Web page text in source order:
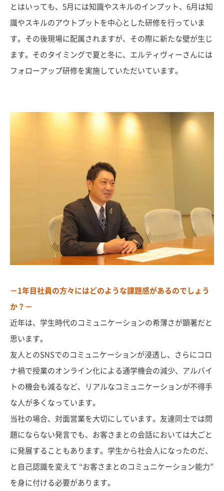
とはいっても、5月には知識やスキルのインプット、6月は知
識やスキルのアウトプットを中心とした研修を行っていま
す。その後現場に配属されますが、その際に新たな壁が生じ
ます。そのタイミングで夏と冬に、エルティヴィーさんには
フォローアップ研修を実施していただいています。
－1年目社員の方々にはどのような課題感があるのでしょう
か？－
近年は、学生時代のコミュニケーションの希薄さが顕著だと
思います。
友人とのSNSでのコミュニケーションが浸透し、さらにコロ
ナ禍で授業のオンライン化による通学機会の減少、アルバイ
トの機会も減るなど、リアルなコミュニケーションが不得手
な人が多くなっています。
当社の場合、対面営業を大切にしています。友達同士では問
題にならない発言でも、お客さまとの会話においては大ごと
に発展することもあります。学生から社会人になったのだ、
と自己認識を変えて “お客さまとのコミュニケーション能力”
を身に付ける必要があります。